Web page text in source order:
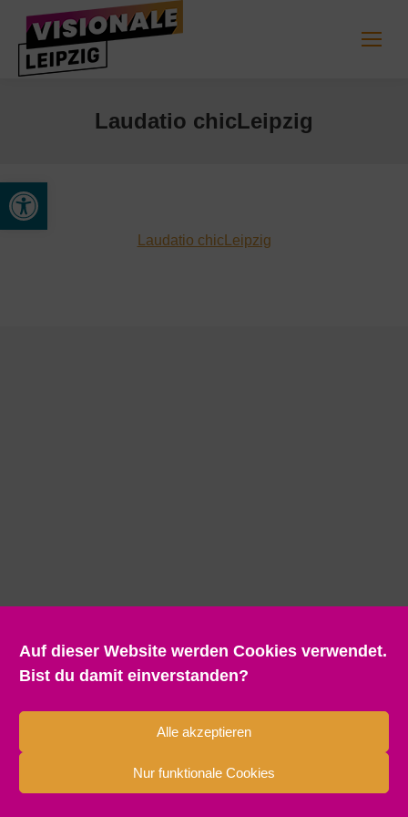
Werkzeugleiste öffnen
Auf dieser Website werden Cookies verwendet.
Bist du damit einverstanden?
Alle akzeptieren
Nur funktionale Cookies
Laudatio chicLeipzig
Laudatio chicLeipzig